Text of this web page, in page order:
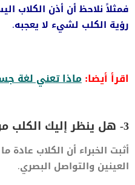
فمثلاً نلاحظ أن أذن الكلاب
رؤية الكلب لشيء لا يعجبه.
اقرأ أيضا:ماذا تعني لغة
3- هل ينظر إليك الكلب من وقت لآخر ؟
أثبت الخبراء أن الكلاب
العينين والتواصل البصري.